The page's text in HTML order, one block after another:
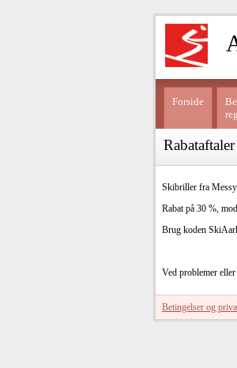
Forside
Rabataftaler
Skibriller fra Messy
Rabat på 30 %,
Brug koden
Ved problemer
Betingelser og